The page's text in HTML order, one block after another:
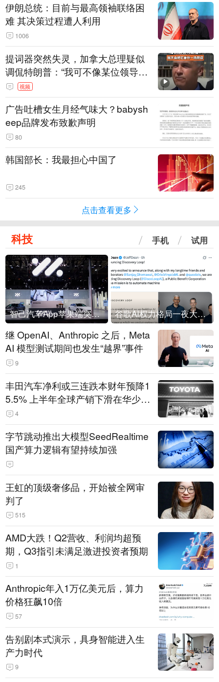
伊朗总统：目前与最高领袖联络困
难 其决策过程遭人利用
1006
提词器突然失灵，加拿大总理疑似
调侃特朗普：“我可不像某位领导
人，把这当成一场阴谋”，全场哄笑
视频
广告吐槽女生月经气味大？babysh
eep品牌发布致歉声明
80
韩国部长：我最担心中国了
245
点击查看更多
科技 手机 试用
智己汽车App苹果端突然“下架” 谷歌AI权力格局一夜大洗牌
继 OpenAI、Anthropic 之后，Meta
AI 模型测试期间也发生“越界”事件
9
丰田汽车净利或三连跌本财年预降1
5.5% 上半年全球产销下滑在华少卖
14.3万辆
4
字节跳动推出大模型SeedRealtime
国产算力逻辑有望持续加强
王虹的顶级奢侈品，开始被全网审
判了
515
AMD大跌！Q2营收、利润均超预
期，Q3指引未满足激进投资者预期
1
Anthropic年入1万亿美元后，算力
价格狂飙10倍
57
告别剧本式演示，具身智能进入生
产力时代
9